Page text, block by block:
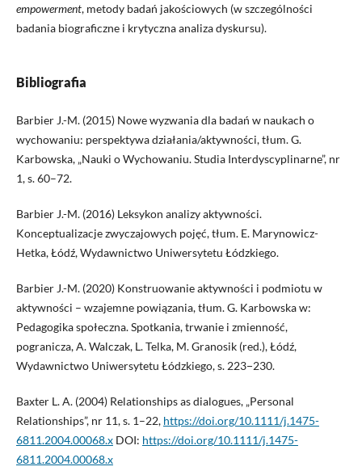
empowerment, metody badań jakościowych (w szczególności
badania biograficzne i krytyczna analiza dyskursu).
Bibliografia
Barbier J.-M. (2015) Nowe wyzwania dla badań w naukach o
wychowaniu: perspektywa działania/aktywności, tłum. G.
Karbowska, „Nauki o Wychowaniu. Studia Interdyscyplinarne”, nr
1, s. 60–72.
Barbier J.-M. (2016) Leksykon analizy aktywności.
Konceptualizacje zwyczajowych pojęć, tłum. E. Marynowicz-
Hetka, Łódź, Wydawnictwo Uniwersytetu Łódzkiego.
Barbier J.-M. (2020) Konstruowanie aktywności i podmiotu w
aktywności – wzajemne powiązania, tłum. G. Karbowska w:
Pedagogika społeczna. Spotkania, trwanie i zmienność,
pogranicza, A. Walczak, L. Telka, M. Granosik (red.), Łódź,
Wydawnictwo Uniwersytetu Łódzkiego, s. 223−230.
Baxter L. A. (2004) Relationships as dialogues, „Personal
Relationships”, nr 11, s. 1–22, https://doi.org/10.1111/j.1475-
6811.2004.00068.xDOI: https://doi.org/10.1111/j.1475-
6811.2004.00068.x